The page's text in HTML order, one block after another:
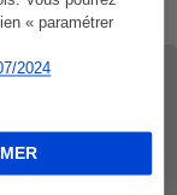
« paramétrer
2024